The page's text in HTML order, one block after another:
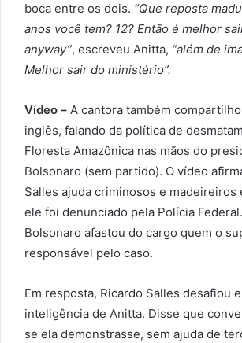
boca entre os dois. “Que reposta
anos você tem? 12? Então é melhor
anyway”, escreveu Anitta, “além de
Melhor sair do ministério”.
Vídeo – A cantora também
inglês, falando da política de
Floresta Amazônica nas mãos do
Bolsonaro (sem partido). O vídeo
Salles ajuda criminosos e madeireiros
ele foi denunciado pela Polícia
Bolsonaro afastou do cargo quem o
responsável pelo caso.
Em resposta, Ricardo Salles desafiou
inteligência de Anitta. Disse que
se ela demonstrasse, sem ajuda de